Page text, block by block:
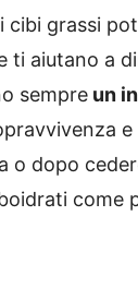
cibi grassi
ti aiutano a
sempre un
o dopo
come